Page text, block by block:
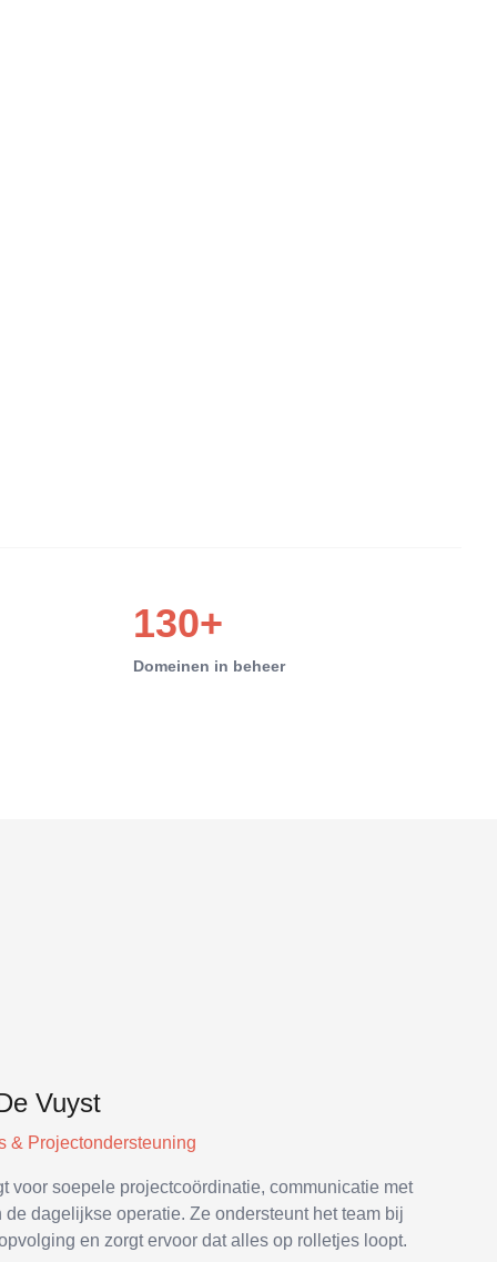
130+
Domeinen in beheer
Vuyst
& Projectondersteuning
voor soepele projectcoördinatie, communicatie met
de dagelijkse operatie. Ze ondersteunt het team bij
en zorgt ervoor dat alles op rolletjes loopt.